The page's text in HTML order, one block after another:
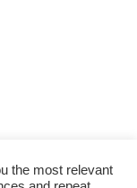
the most relevant